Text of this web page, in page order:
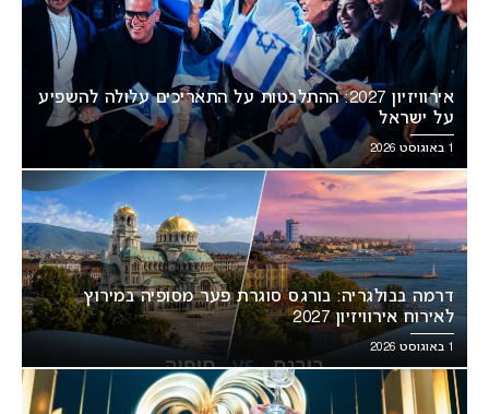
אירוויזיון 2027: ההתלבטות על התאריכים עלולה להשפיע
על ישראל
1 באוגוסט 2026
דרמה בבולגריה: בורגס סוגרת פער מסופיה במירוץ
לאירוח אירוויזיון 2027
1 באוגוסט 2026